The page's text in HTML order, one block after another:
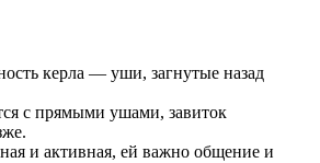
керла — уши, загнутые назад
с прямыми ушами, завиток
и активная, ей важно общение и